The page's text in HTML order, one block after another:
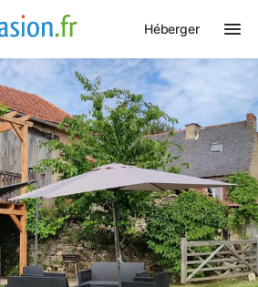
Héberger
Avis des voyageurs